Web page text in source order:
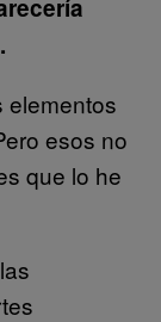
elementos
esos no
que lo he